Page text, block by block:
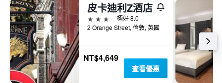
皮卡迪利Z酒店
3星級
極好 8.0
2 Orange Street, 倫敦, 英國
NT$4,649
查看優惠